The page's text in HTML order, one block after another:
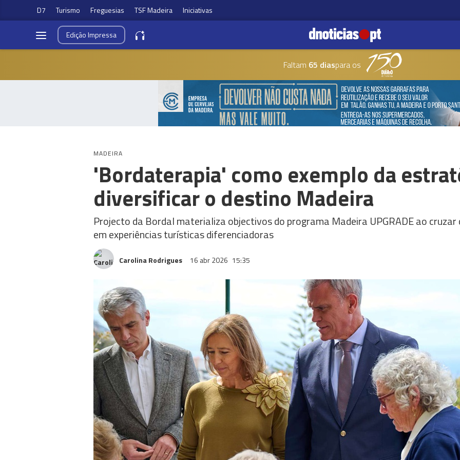
D7 Turismo Freguesias TSF Madeira Iniciativas
EdiçãoImpressa
Faltam 65 diaspara os
MADEIRA
'Bordaterapia' como exemplo da
diversificar o destino Madeira
Projecto da Bordal materializa objectivos do programa Madeira UPGRADE ao
em experiências turísticas diferenciadoras
Carolina Rodrigues 16 abr 2026 15:35